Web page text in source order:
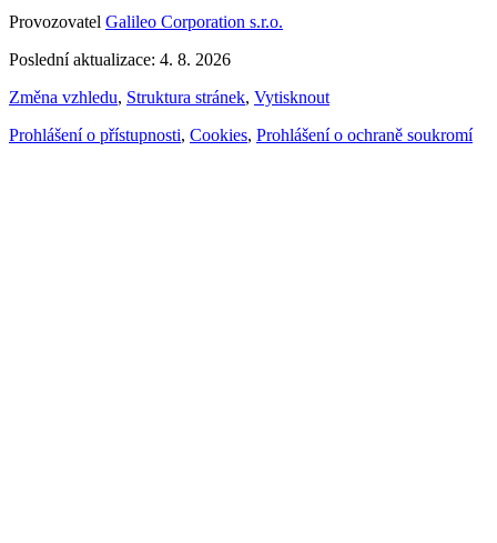
Provozovatel Galileo Corporation s.r.o.
Poslední aktualizace: 4. 8. 2026
Změna vzhledu, Struktura stránek, Vytisknout
Prohlášení o přístupnosti, Cookies, Prohlášení o ochraně soukromí